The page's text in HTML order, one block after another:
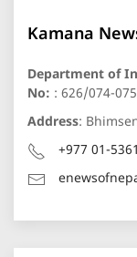
Kamana
Department of
No: : 626/074-075
Address:
+977 01-